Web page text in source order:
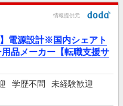
情報提供元
電源設計※国内シェアト
品メーカー【転職支援サ
学歴不問
未経験歓迎